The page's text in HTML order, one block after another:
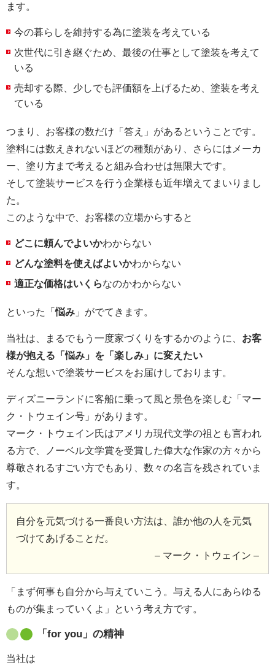
ます。
今の暮らしを維持する為に塗装を考えている
次世代に引き継ぐため、最後の仕事として塗装を考えて
いる
売却する際、少しでも評価額を上げるため、塗装を考え
ている
つまり、お客様の数だけ「答え」があるということです。
塗料には数えきれないほどの種類があり、さらにはメーカ
ー、塗り方まで考えると組み合わせは無限大です。
そして塗装サービスを行う企業様も近年増えてまいりまし
た。
このような中で、お客様の立場からすると
どこに頼んでよいかわからない
どんな塗料を使えばよいかわからない
適正な価格はいくらなのかわからない
といった「悩み 」がでてきます。
当社は、まるでもう一度家づくりをするかのように、 お客
様が抱える「悩み」を「楽しみ」に変えたい
そんな想いで塗装サービスをお届けしております。
ディズニーランドに客船に乗って風と景色を楽しむ「マー
ク・トウェイン号」があります。
マーク・トウェイン氏はアメリカ現代文学の祖とも言われ
る方で、ノーベル文学賞を受賞した偉大な作家の方々から
尊敬されるすごい方でもあり、数々の名言を残されていま
す。
自分を元気づける一番良い方法は、誰か他の人を元気
づけてあげることだ。
– マーク・トウェイン –
「まず何事も自分から与えていこう。与える人にあらゆる
ものが集まっていくよ」という考え方です。
「for you」の精神
当社は